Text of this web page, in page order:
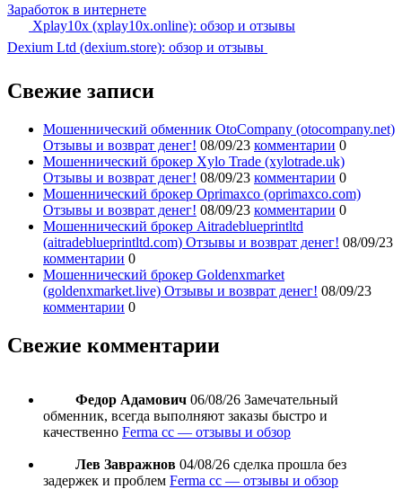
Заработок в интернете
Xplay10x (xplay10x.online): обзор и отзывы
Dexium Ltd (dexium.store): обзор и отзывы
Свежие записи
Мошеннический обменник OtoCompany (otocompany.net)
Отзывы и возврат денег! 08/09/23 комментарии 0
Мошеннический брокер Xylo Trade (xylotrade.uk)
Отзывы и возврат денег! 08/09/23 комментарии 0
Мошеннический брокер Oprimaxco (oprimaxco.com)
Отзывы и возврат денег! 08/09/23 комментарии 0
Мошеннический брокер Aitradeblueprintltd
(aitradeblueprintltd.com) Отзывы и возврат денег! 08/09/23
комментарии 0
Мошеннический брокер Goldenxmarket
(goldenxmarket.live) Отзывы и возврат денег! 08/09/23
комментарии 0
Свежие комментарии
Федор Адамович 06/08/26 Замечательный
обменник, всегда выполняют заказы быстро и
качественно Ferma cc — отзывы и обзор
Лев Завражнов 04/08/26 сделка прошла без
задержек и проблем Ferma cc — отзывы и обзор